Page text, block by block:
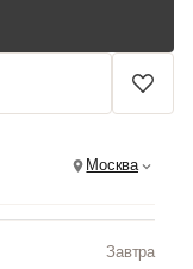
Москва
Завтра